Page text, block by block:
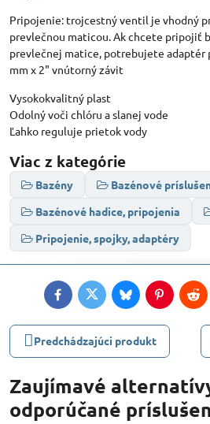
Pripojenie: trojcestný ventil je vhodný
prevlečnou maticou. Ak chcete pripojiť
prevlečnej matice, potrebujete adaptér
mm x 2" vnútorný závit
Vysokokvalitný plast
Odolný voči chlóru a slanej vode
Ľahko reguluje prietok vody
Viac z kategórie
Bazény
Bazénové
Bazénové hadice, pripojenia
Pripojenie, spojky, adaptéry
FacebookTwitterBlueskyPinterest
Predchádzajúci produkt
Zaujímavé
odporúčané